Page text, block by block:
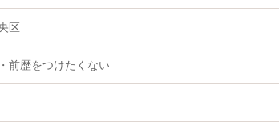
今すぐに弁護士に相談したい』『前科・前歴回避のトラブ
護士に相談予約したい』などでお困りの相談者さんにおすすめ
区
前歴をつけたくない